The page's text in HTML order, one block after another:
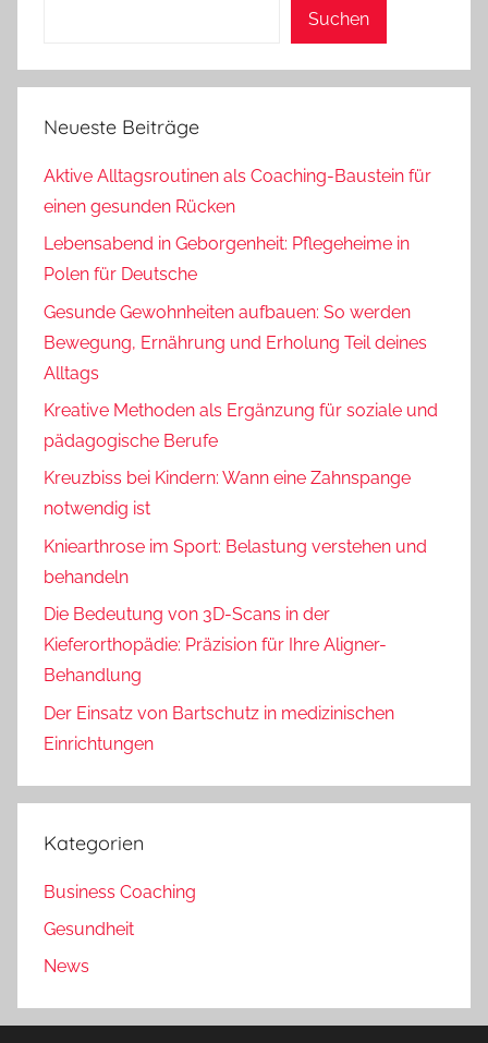
Suchen
Neueste Beiträge
Aktive Alltagsroutinen als Coaching-Baustein für
einen gesunden Rücken
Lebensabend in Geborgenheit: Pflegeheime in
Polen für Deutsche
Gesunde Gewohnheiten aufbauen: So werden
Bewegung, Ernährung und Erholung Teil deines
Alltags
Kreative Methoden als Ergänzung für soziale und
pädagogische Berufe
Kreuzbiss bei Kindern: Wann eine Zahnspange
notwendig ist
Kniearthrose im Sport: Belastung verstehen und
behandeln
Die Bedeutung von 3D-Scans in der
Kieferorthopädie: Präzision für Ihre Aligner-
Behandlung
Der Einsatz von Bartschutz in medizinischen
Einrichtungen
Kategorien
Business Coaching
Gesundheit
News